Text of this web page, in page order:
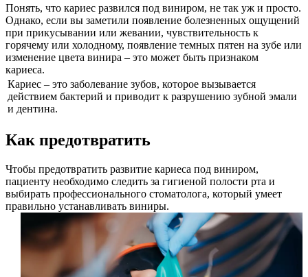
Понять, что кариес развился под виниром, не так уж и просто.
Однако, если вы заметили появление болезненных ощущений
при прикусывании или жевании, чувствительность к
горячему или холодному, появление темных пятен на зубе или
изменение цвета винира – это может быть признаком
кариеса.
Кариес – это заболевание зубов, которое вызывается
действием бактерий и приводит к разрушению зубной эмали
и дентина.
Как предотвратить
Чтобы предотвратить развитие кариеса под виниром,
пациенту необходимо следить за гигиеной полости рта и
выбирать профессионального стоматолога, который умеет
правильно устанавливать виниры.